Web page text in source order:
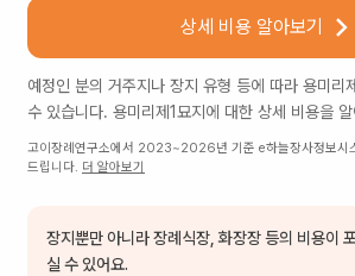
상세 비용 알아보기
예정인 분의 거주지나 장지 유형 등에 따라 용미리
수 있습니다. 용미리제1묘지 에 대한 상세 비용을
고이장례연구소에서 2023~2026년 기준 e하늘장사정보시
드립니다. 더 알아보기
장지뿐만 아니라 장례식장, 화장장 등의 비용이
실 수 있어요.